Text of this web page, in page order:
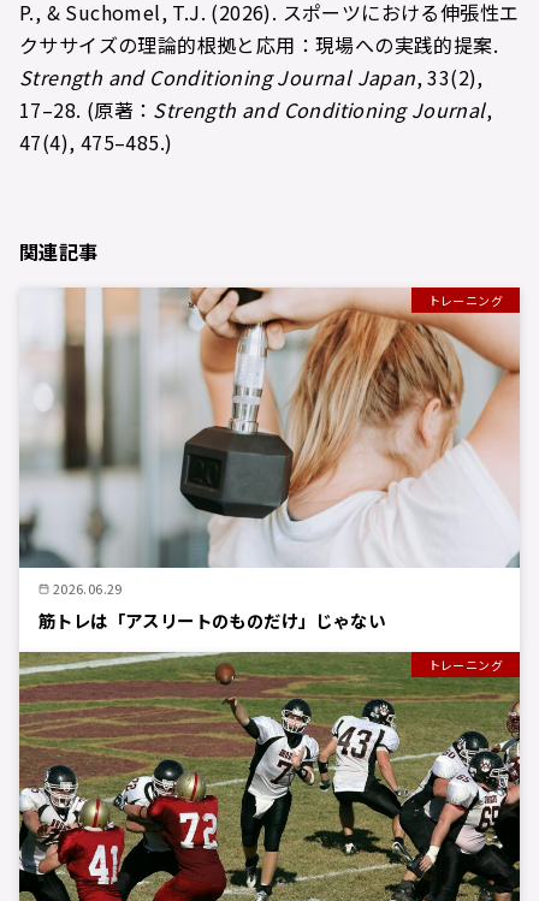
P., & Suchomel, T.J. (2026). スポーツにおける伸張性エ
クササイズの理論的根拠と応用：現場への実践的提案.
Strength and Conditioning Journal Japan, 33(2),
17–28. (原著： Strength and Conditioning Journal,
47(4), 475–485.)
関連記事
2026.06.29
トレーニング
筋トレは「アスリートのものだけ」じゃない
トレーニング